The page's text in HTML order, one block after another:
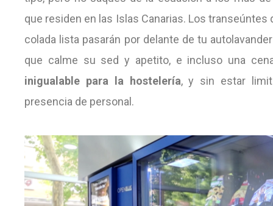
que residen en las Islas Canarias. Los transeúntes
colada lista pasarán por delante de tu
que calme su sed y apetito, e incluso una
inigualable para la hostelería, y sin estar
presencia de personal.